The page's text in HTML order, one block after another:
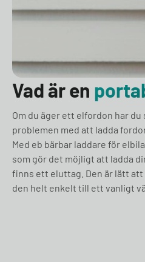
Vad är en
Om du äger ett elfordon har
problemen med att ladda
Med eb bärbar laddare för
som gör det möjligt att ladda
finns ett eluttag. Den är lätt
den helt enkelt till ett vanligt